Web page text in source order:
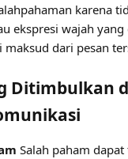
karena
ekspresi wajah
maksud dari pesan
Ditimbulkan
Salah paham